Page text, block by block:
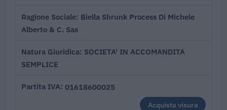
Ragione Sociale Biella Shrunk Process Di Michele
Alberto & C. Sas
Natura Giuridica SOCIETA' IN ACCOMANDITA
SEMPLICE
Partita IVA 01618600025
Acquista visura